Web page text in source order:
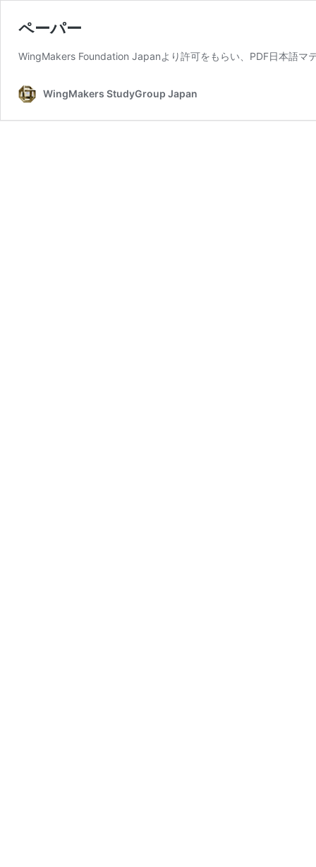
ペーパー
WingMakers Foundation Japanより許可をもらい、PDF日本語マ
WingMakers StudyGroup Japan